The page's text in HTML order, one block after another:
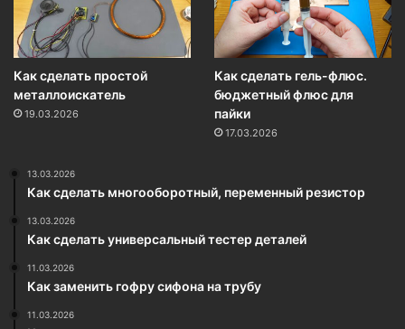
Как сделать простой
металлоискатель
19.03.2026
Как сделать гель-флюс.
бюджетный флюс для
пайки
17.03.2026
13.03.2026
Как сделать многооборотный, переменный резистор
13.03.2026
Как сделать универсальный тестер деталей
11.03.2026
Как заменить гофру сифона на трубу
11.03.2026